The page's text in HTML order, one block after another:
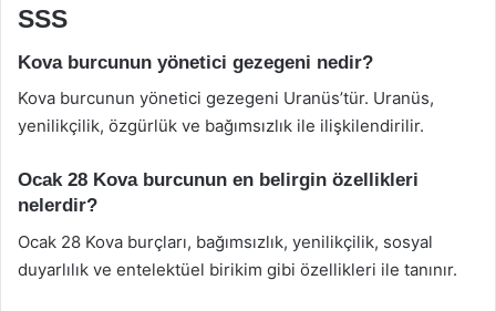
SSS
Kova burcunun yönetici gezegeni nedir?
Kova burcunun yönetici gezegeni Uranüs’tür. Uranüs,
yenilikçilik, özgürlük ve bağımsızlık ile ilişkilendirilir.
Ocak 28 Kova burcunun en belirgin özellikleri
nelerdir?
Ocak 28 Kova burçları, bağımsızlık, yenilikçilik, sosyal
duyarlılık ve entelektüel birikim gibi özellikleri ile tanınır.